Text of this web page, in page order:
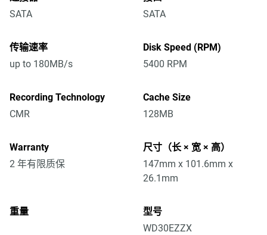
SATA
SATA
传输速率
up to 180MB/s
Disk Speed (RPM)
5400 RPM
Recording Technology
CMR
Cache Size
128MB
Warranty
2 年有限质保
尺寸（长 × 宽 × 高）
147mm x 101.6mm x
26.1mm
重量
型号
WD30EZZX